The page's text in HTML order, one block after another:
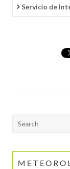
Servicio de
Search